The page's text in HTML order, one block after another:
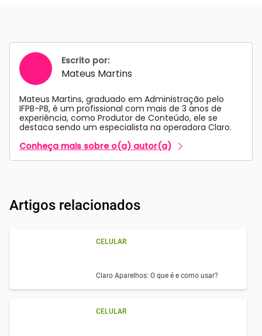
Escrito por:
Mateus Martins
Mateus Martins, graduado em Administração pelo
IFPB-PB, é um profissional com mais de 3 anos de
experiência, como Produtor de Conteúdo, ele se
destaca sendo um especialista na operadora Claro.
Conheça mais sobre o(a) autor(a)
Artigos relacionados
CELULAR
Claro Aparelhos: O que é e como usar?
CELULAR